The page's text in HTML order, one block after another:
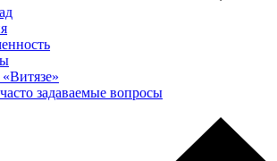
задаваемые вопросы